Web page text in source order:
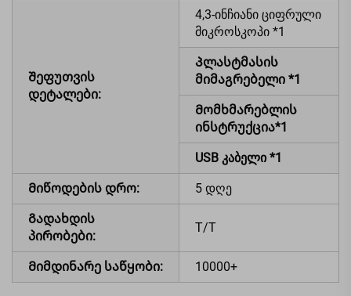
Შეფუთვის
დეტალები:
4,3-ინჩიანი ციფრული
მიკროსკოპი *1
Პლასტმასის
მიმაგრებელი *1
Მომხმარებლის
ინსტრუქცია*1
USB კაბელი *1
Მიწოდების დრო: 5 დღე
Გადახდის
პირობები:
T/T
Მიმდინარე საწყობი: 10000+